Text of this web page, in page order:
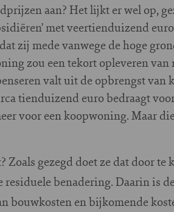
aan? Het lijkt er wel op,
met veertienduizend
zij mede vanwege de hoge
zou een tekort opleveren van
valt uit de opbrengst van
tienduizend euro bedraagt
voor een koopwoning. Maar
gezegd doet ze dat door te
residuele benadering. Daarin is
bouwkosten en bijkomende